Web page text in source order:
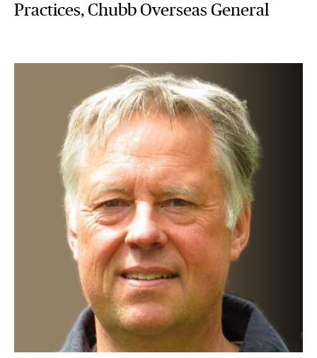
Practices, Chubb Overseas General